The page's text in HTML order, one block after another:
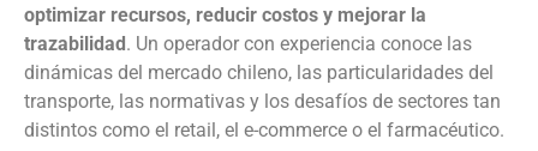
optimizar recursos, reducir costos y mejorar la
trazabilidad. Un operador con experiencia conoce las
dinámicas del mercado chileno, las particularidades del
transporte, las normativas y los desafíos de sectores tan
distintos como el retail, el e-commerce o el farmacéutico.